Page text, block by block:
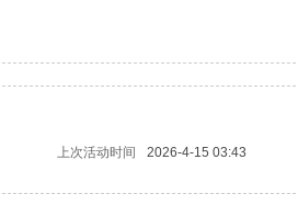
上次活动时间
2026-4-15 03:43